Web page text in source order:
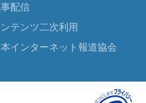
配信
テンツ二次利用
本インターネット報道協会